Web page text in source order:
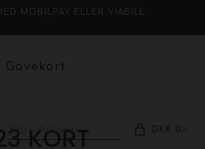
MOBILPAY ELLER VIABILL
-
Gavekort
DKK 0,-
KORT